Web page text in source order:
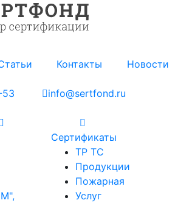
Контакты Новости
info@sertfond.ru
Сертификаты
ТР ТС
Продукции
Пожарная
Услуг